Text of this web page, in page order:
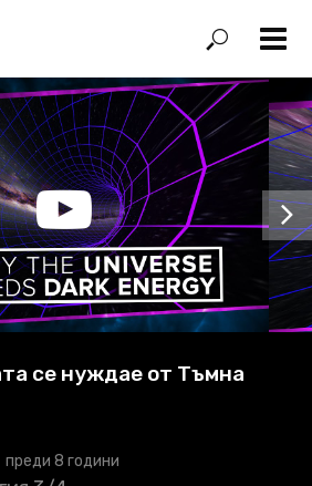
се нуждае от Тъмна
преди 8 години